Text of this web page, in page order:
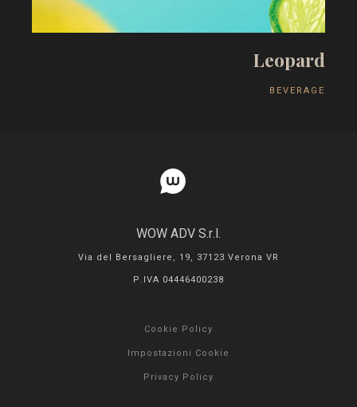
Leopard
B EV E R A G E
WOW ADV S.r.l.
Via del Bersagliere, 19, 37123 Verona VR
P.IVA 04446400238
Cookie Policy
Impostazioni Cookie
Privacy Policy